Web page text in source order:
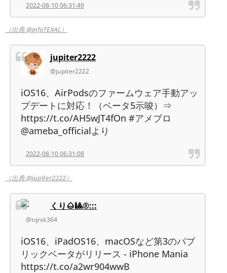
2022-08-10 06:31:49
（出典 @infoTEXAL）
jupiter2222
@jupiter2222
iOS16、AirPodsのファームウェア手動アッ
プデートに対応！（ベータ5示唆）⇒
https://t.co/AH5wJT4fOn #アメブロ
@ameba_officialより
2022-08-10 06:31:08
（出典 @jupiter2222）
くり🌰🎱®︎:::
@tqrsk364
iOS16、iPadOS16、macOSなど第3のパブ
リックベータがリリース - iPhone Mania
https://t.co/a2wr904wwB